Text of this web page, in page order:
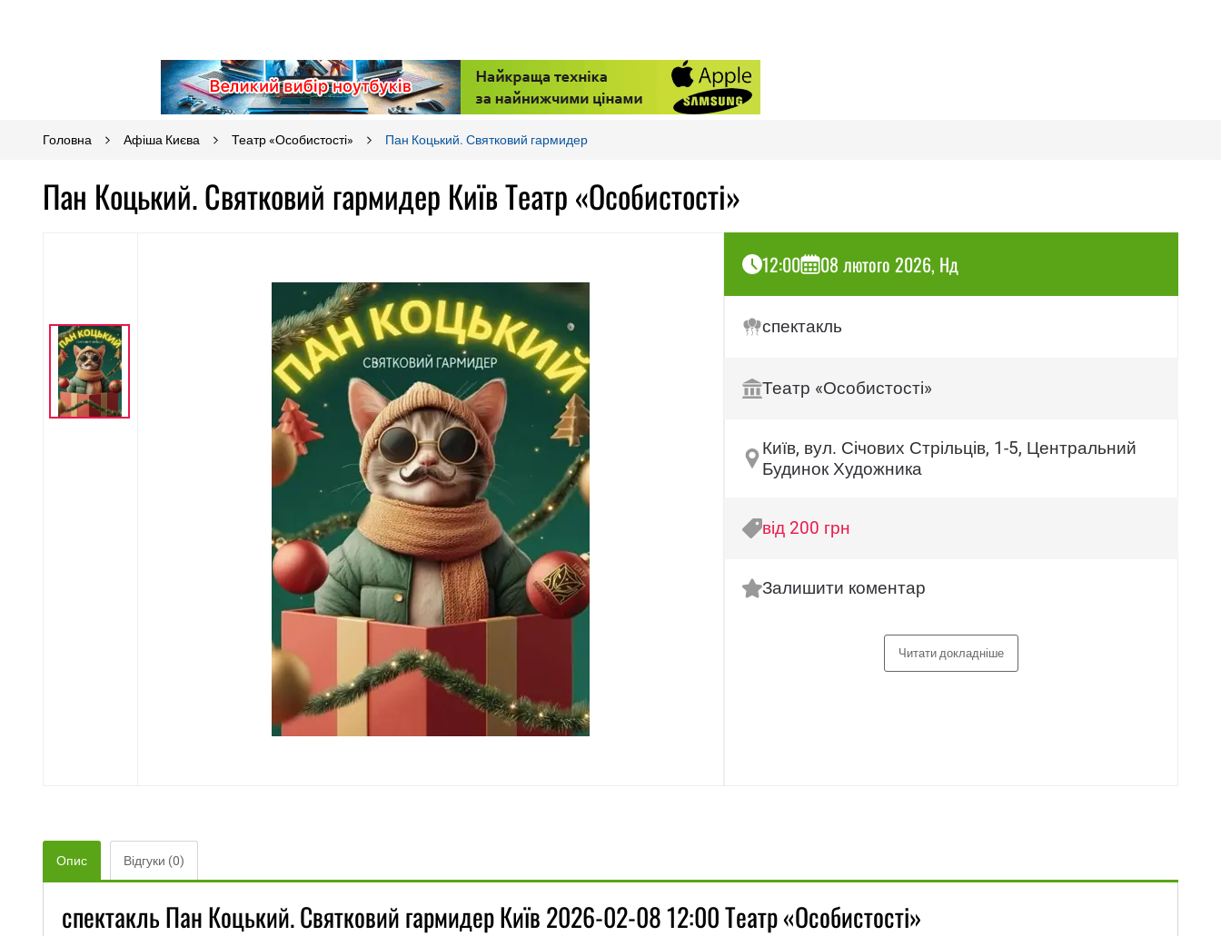
Головна Афіша Києва Театр «Особистості» Пан Коцький. Святковий гармидер
Пан Коцький. Святковий гармидер Київ Театр «Особистості»
12:00 08 лютого 2026, Нд
спектакль
Театр «Особистості»
Київ, вул. Січових Стрільців, 1-5, Центральний
Будинок Художника
від 200 грн
Залишити коментар
Читати докладніше
Опис Відгуки (0)
спектакль Пан Коцький. Святковий гармидер Київ 2026-02-08 12:00 Театр «Особистості»